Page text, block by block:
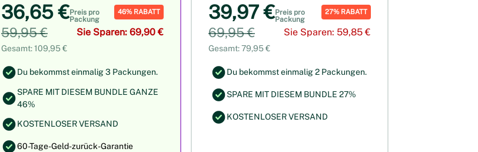
36,65 €Preis pro
Packung
46% RABATT
59,95 € Sie Sparen: 69,90 €
Gesamt: 109,95 €
Du bekommst einmalig 3 Packungen.
SPARE MIT DIESEM BUNDLE GANZE
46%
KOSTENLOSER VERSAND
60-Tage-Geld-zurück-Garantie
39,97 €Preis pro
Packung
27% RABATT
69,95 € Sie Sparen: 59,85 €
Gesamt: 79,95 €
Du bekommst einmalig 2 Packungen.
SPARE MIT DIESEM BUNDLE 27%
KOSTENLOSER VERSAND